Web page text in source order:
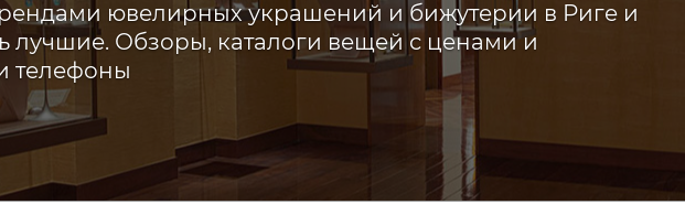
ювелирных украшений и бижутерии в Риге и
лучшие. Обзоры, каталоги вещей с ценами и
телефоны